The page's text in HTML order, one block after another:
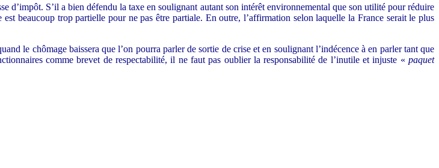
d’impôt. S’il a bien défendu la taxe en soulignant autant son intérêt environnemental que son utilité pour réduire
beaucoup trop partielle pour ne pas être partiale. En outre, l’affirmation selon laquelle la France serait le plus
le chômage baissera que l’on pourra parler de sortie de crise et en soulignant l’indécence à en parler tant que
comme brevet de respectabilité, il ne faut pas oublier la responsabilité de l’inutile et injuste « paquet